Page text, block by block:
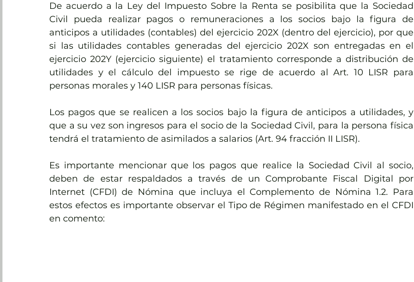
De acuerdo a la Ley del Impuesto Sobre la Renta se posibilita que la Sociedad
Civil pueda realizar pagos o remuneraciones a los socios bajo la figura de
anticipos a utilidades (contables) del ejercicio 202X (dentro del ejercicio), por que
si las utilidades contables generadas del ejercicio 202X son entregadas en el
ejercicio 202Y (ejercicio siguiente) el tratamiento corresponde a distribución de
utilidades y el cálculo del impuesto se rige de acuerdo al Art. 10 LISR para
personas morales y 140 LISR para personas físicas.
Los pagos que se realicen a los socios bajo la figura de anticipos a utilidades, y
que a su vez son ingresos para el socio de la Sociedad Civil, para la persona física
tendrá el tratamiento de asimilados a salarios (Art. 94 fracción II LISR).
Es importante mencionar que los pagos que realice la Sociedad Civil al socio,
deben de estar respaldados a través de un Comprobante Fiscal Digital por
Internet (CFDI) de Nómina que incluya el Complemento de Nómina 1.2. Para
estos efectos es importante observar el Tipo de Régimen manifestado en el CFDI
en comento: